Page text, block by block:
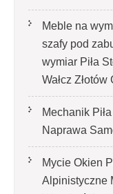
Meble na
szafy pod
wymiar Piła
Wałcz
Mechanik
Naprawa
Mycie Okien
Alpinistyczne